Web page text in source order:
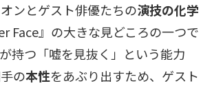
ンとゲスト俳優たちの演技の化学
Face』の大きな見どころの一つで
持つ「嘘を見抜く」という能力
の本性をあぶり出すため、ゲスト